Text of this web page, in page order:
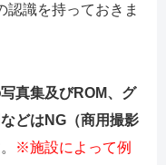
認識を持っておきま
真集及びROM、グ
どはNG（商用撮影
※施設によって例